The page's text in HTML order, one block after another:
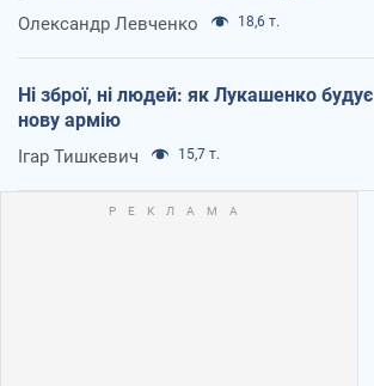
Олександр Левченко 18,6 т.
Ні зброї, ні людей: як Лукашенко будує
нову армію
Ігар Тишкевич 15,7 т.